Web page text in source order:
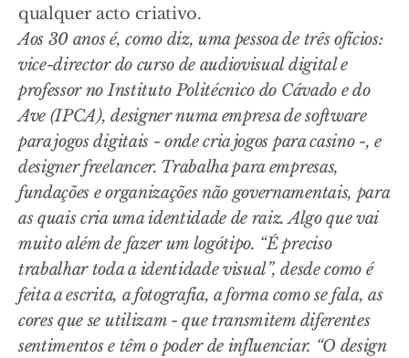
qualquer acto criativo.
Aos 30 anos é, como diz, uma pessoa de três ofícios:
vice-director do curso de audiovisual digital e
professor no Instituto Politécnico do Cávado e do
Ave (IPCA), designer numa empresa de software
para jogos digitais - onde cria jogos para casino -, e
designer freelancer. Trabalha para empresas,
fundações e organizações não governamentais, para
as quais cria uma identidade de raiz. Algo que vai
muito além de fazer um logótipo. “É preciso
trabalhar toda a identidade visual”, desde como é
feita a escrita, a fotografia, a forma como se fala, as
cores que se utilizam - que transmitem diferentes
sentimentos e têm o poder de influenciar. “O design